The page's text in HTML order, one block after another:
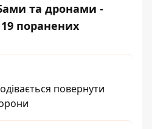
та дронами -
поранених
повернути